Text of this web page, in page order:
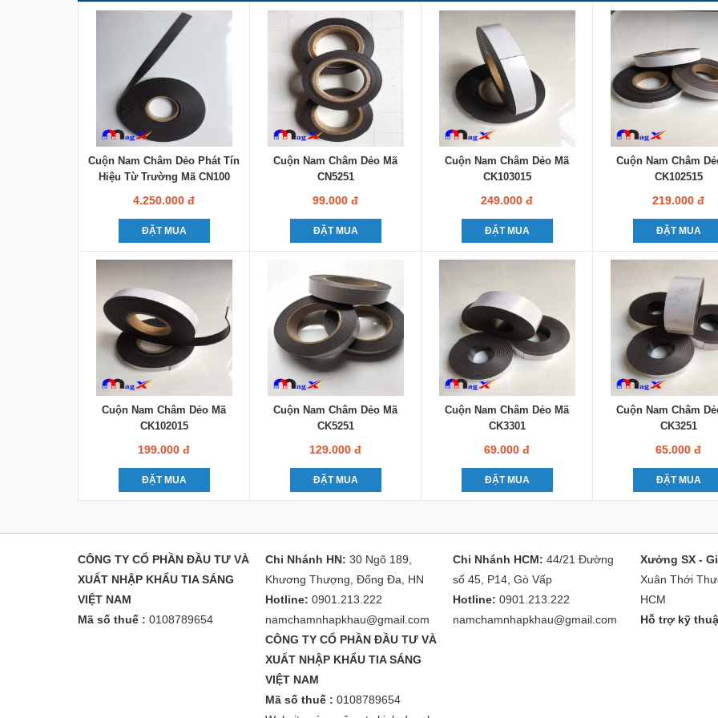
Cuộn Nam Châm Dẻo Phát Tín
Hiệu Từ Trường Mã CN100
4.250.000 đ
ĐẶT MUA
Cuộn Nam Châm Dẻo Mã
CN5251
99.000 đ
ĐẶT MUA
Cuộn Nam Châm Dẻo Mã
CK103015
249.000 đ
ĐẶT MUA
Cuộn Nam Châm
CK102515
219.000 đ
ĐẶT MUA
Cuộn Nam Châm Dẻo Mã
CK102015
199.000 đ
ĐẶT MUA
Cuộn Nam Châm Dẻo Mã
CK5251
129.000 đ
ĐẶT MUA
Cuộn Nam Châm Dẻo Mã
CK3301
69.000 đ
ĐẶT MUA
Cuộn Nam Châm
CK3251
65.000 đ
ĐẶT MUA
CÔNG TY CỔ PHẦN ĐẦU TƯ VÀ
XUẤT NHẬP KHẨU TIA SÁNG
VIỆT NAM
Mã số thuế : 0108789654
Chi Nhánh HN: 30 Ngõ 189,
Khương Thượng, Đống Đa, HN
Hotline: 0901.213.222
namchamnhapkhau@gmail.com
CÔNG TY CỔ PHẦN ĐẦU TƯ VÀ
XUẤT NHẬP KHẨU TIA SÁNG
VIỆT NAM
Mã số thuế : 0108789654
Chi Nhánh HCM: 44/21 Đường
số 45, P14, Gò Vấp
Hotline: 0901.213.222
namchamnhapkhau@gmail.com
Xưởng SX -
Xuân Thới
HCM
Hỗ trợ kỹ